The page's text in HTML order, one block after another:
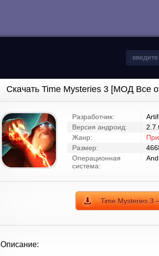
Скачать Time Mysteries 3 [МОД Все
Разработчик:
Версия андроид:
Жанр:
Размер:
Операционная
система:
Time Mysteries 3
Описание: